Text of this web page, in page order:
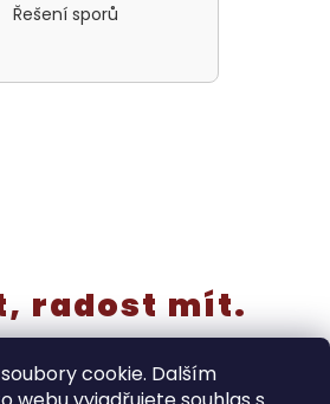
cookie. Dalším
Řešení sporů
radost mít.